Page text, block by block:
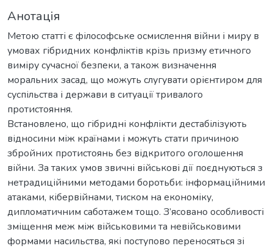
Анотація
Метою статті є філософське осмислення війни і миру в
умовах гібридних конфліктів крізь призму етичного
виміру сучасної безпеки, а також визначення
моральних засад, що можуть слугувати орієнтиром для
суспільства і держави в ситуації тривалого
протистояння.
Встановлено, що гібридні конфлікти дестабілізують
відносини між країнами і можуть стати причиною
збройних протистоянь без відкритого оголошення
війни. За таких умов звичні військові дії поєднуються з
нетрадиційними методами боротьби: інформаційними
атаками, кібервійнами, тиском на економіку,
дипломатичним саботажем тощо. З’ясовано особливості
зміщення меж між військовими та невійськовими
формами насильства, які поступово переносяться зі